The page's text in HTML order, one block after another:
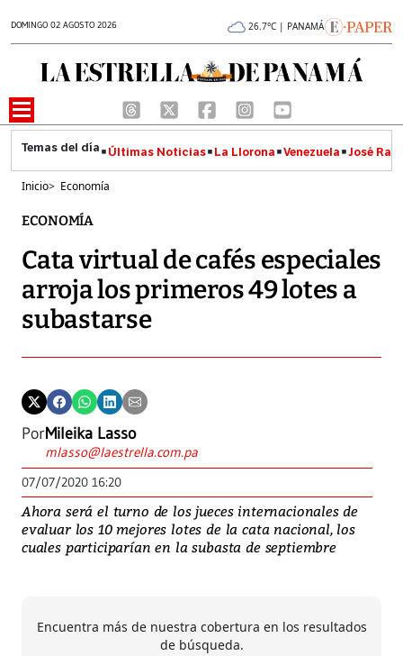
DOMINGO 02 AGOSTO 2026 26.7°C | PANAMÁ
Últimas Noticias La Llorona Venezuela José
Inicio> Economía
ECONOMÍA
Cata virtual de cafés especiales
arroja los primeros 49 lotes a
subastarse
PorMileika Lasso
mlasso@laestrella.com.pa
07/07/2020 16:20
Ahora será el turno de los jueces internacionales de
evaluar los 10 mejores lotes de la cata nacional, los
cuales participarían en la subasta de septiembre
Encuentra más de nuestra cobertura en los resultados
de búsqueda.